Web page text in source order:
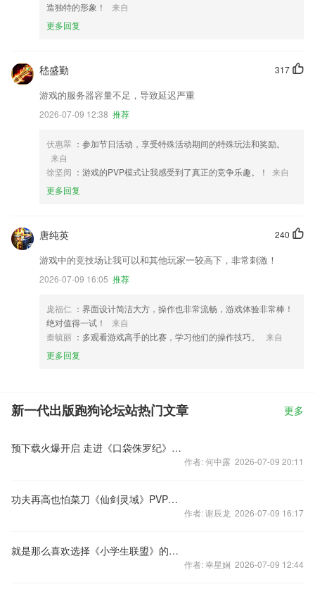
造独特的形象！
来自
更多回复
317
嵇盛勤
游戏的服务器容量不足，导致延迟严重
2026-07-09 12:38 推荐
伏惠翠 ：参加节日活动，享受特殊活动期间的特殊玩法和奖励。
来自
徐坚阅 ：游戏的PVP模式让我感受到了真正的竞争乐趣。！
来自
更多回复
240
唐纯英
游戏中的竞技场让我可以和其他玩家一较高下，非常刺激！
2026-07-09 16:05 推荐
庞福仁 ：界面设计简洁大方，操作也非常流畅，游戏体验非常棒！
绝对值得一试！
来自
秦毓丽 ：多观看游戏高手的比赛，学习他们的操作技巧。
来自
更多回复
新一代出版跑狗论坛站热门文章 更多
预下载火爆开启 走进《口袋侏罗纪》截图赢大奖
作者: 何中露 2026-07-09 20:11
功夫再高也怕菜刀《仙剑灵域》PVP玩法进阶
作者: 谢辰龙 2026-07-09 16:17
就是那么喜欢选择《小学生联盟》的两大理由
作者: 幸星娴 2026-07-09 12:44